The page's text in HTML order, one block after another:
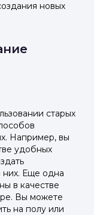
новых
старых
Например, вы
удобных
них. Еще одна
в качестве
Вы можете
на полу или